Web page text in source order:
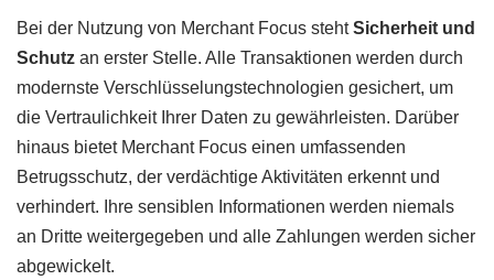
Bei der Nutzung von Merchant Focus stehtSicherheit und
Schutz an erster Stelle. Alle Transaktionen werden durch
modernste Verschlüsselungstechnologien gesichert, um
die Vertraulichkeit Ihrer Daten zu gewährleisten. Darüber
hinaus bietet Merchant Focus einen umfassenden
Betrugsschutz, der verdächtige Aktivitäten erkennt und
verhindert. Ihre sensiblen Informationen werden niemals
an Dritte weitergegeben und alle Zahlungen werden sicher
abgewickelt.